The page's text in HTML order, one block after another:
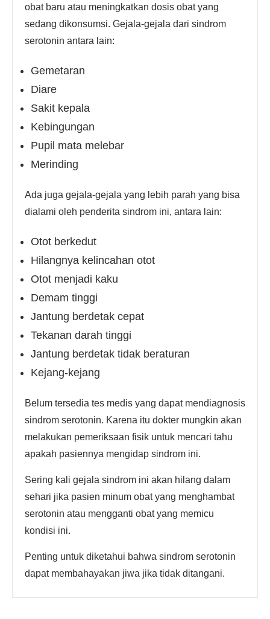
obat baru atau meningkatkan dosis obat yang
sedang dikonsumsi. Gejala-gejala dari sindrom
serotonin antara lain:
Gemetaran
Diare
Sakit kepala
Kebingungan
Pupil mata melebar
Merinding
Ada juga gejala-gejala yang lebih parah yang bisa
dialami oleh penderita sindrom ini, antara lain:
Otot berkedut
Hilangnya kelincahan otot
Otot menjadi kaku
Demam tinggi
Jantung berdetak cepat
Tekanan darah tinggi
Jantung berdetak tidak beraturan
Kejang-kejang
Belum tersedia tes medis yang dapat mendiagnosis
sindrom serotonin. Karena itu dokter mungkin akan
melakukan pemeriksaan fisik untuk mencari tahu
apakah pasiennya mengidap sindrom ini.
Sering kali gejala sindrom ini akan hilang dalam
sehari jika pasien minum obat yang menghambat
serotonin atau mengganti obat yang memicu
kondisi ini.
Penting untuk diketahui bahwa sindrom serotonin
dapat membahayakan jiwa jika tidak ditangani.